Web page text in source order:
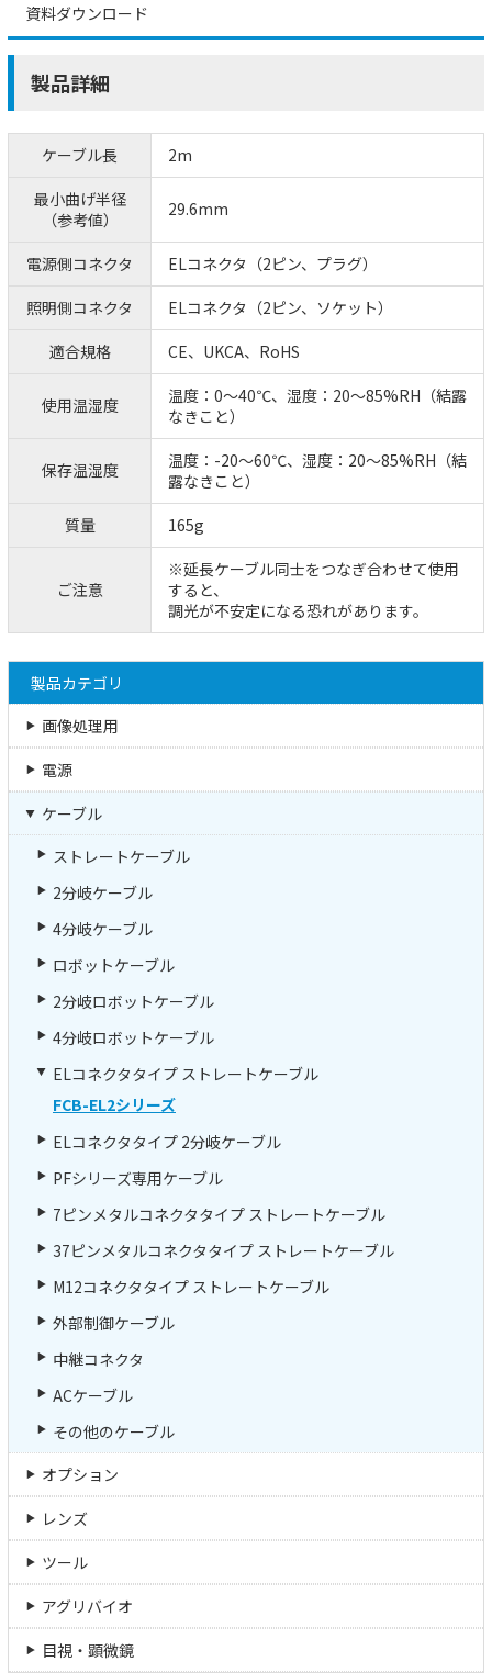
資料ダウンロード
製品詳細
ケーブル長
2m
最小曲げ半径
（参考値）
29.6mm
電源側コネクタ
ELコネクタ（2ピン、プラグ）
照明側コネクタ
ELコネクタ（2ピン、ソケット）
適合規格
CE、UKCA、RoHS
使用温湿度
温度：0～40℃、湿度：20～85%RH（結露
なきこと）
保存温湿度
温度：-20～60℃、湿度：20～85%RH（結
露なきこと）
質量
165g
ご注意
※延長ケーブル同士をつなぎ合わせて使用
すると、
調光が不安定になる恐れがあります。
製品カテゴリ
画像処理用
電源
ケーブル
ストレートケーブル
2分岐ケーブル
4分岐ケーブル
ロボットケーブル
2分岐ロボットケーブル
4分岐ロボットケーブル
ELコネクタタイプ ストレートケーブル
FCB-EL2シリーズ
ELコネクタタイプ 2分岐ケーブル
PFシリーズ専用ケーブル
7ピンメタルコネクタタイプ ストレートケーブル
37ピンメタルコネクタタイプ ストレートケーブル
M12コネクタタイプ ストレートケーブル
外部制御ケーブル
中継コネクタ
ACケーブル
その他のケーブル
オプション
レンズ
ツール
アグリバイオ
目視・顕微鏡